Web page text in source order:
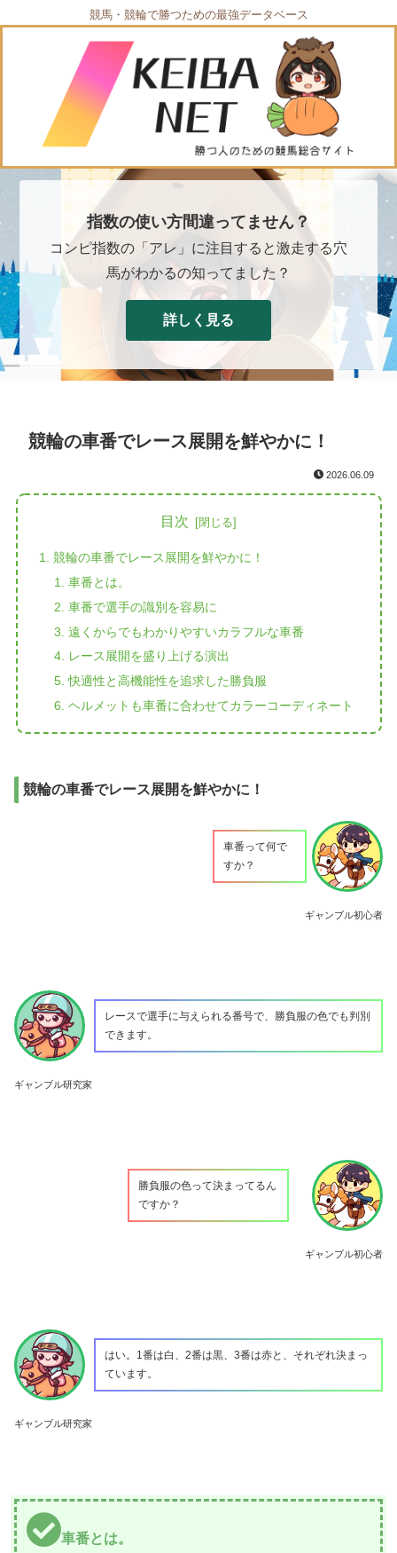
競馬・競輪で勝つための最強データベース
指数の使い方間違ってません？
コンピ指数の「アレ」に注目すると激走する穴
馬がわかるの知ってました？
詳しく見る
競輪の車番でレース展開を鮮やかに！
2026.06.09
目次
競輪の車番でレース展開を鮮やかに！
車番とは。
車番で選手の識別を容易に
遠くからでもわかりやすいカラフルな車番
レース展開を盛り上げる演出
快適性と高機能性を追求した勝負服
ヘルメットも車番に合わせてカラーコーディネート
競輪の車番でレース展開を鮮やかに！
ギャンブル初心者
車番って何で
すか？
ギャンブル研究家
レースで選手に与えられる番号で、勝負服の色でも判別
できます。
ギャンブル初心者
勝負服の色って決まってるん
ですか？
ギャンブル研究家
はい。1番は白、2番は黒、3番は赤と、それぞれ決まっ
ています。
車番とは。